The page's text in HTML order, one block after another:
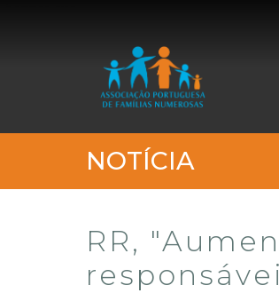
NOTÍCIA
RR,